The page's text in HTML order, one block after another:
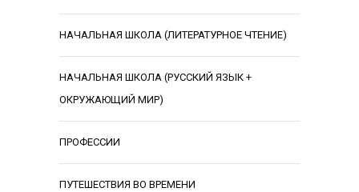
НАЧАЛЬНАЯ ШКОЛА (ЛИТЕРАТУРНОЕ ЧТЕНИЕ)
НАЧАЛЬНАЯ ШКОЛА (РУССКИЙ ЯЗЫК +
ОКРУЖАЮЩИЙ МИР)
ПРОФЕССИИ
ПУТЕШЕСТВИЯ ВО ВРЕМЕНИ